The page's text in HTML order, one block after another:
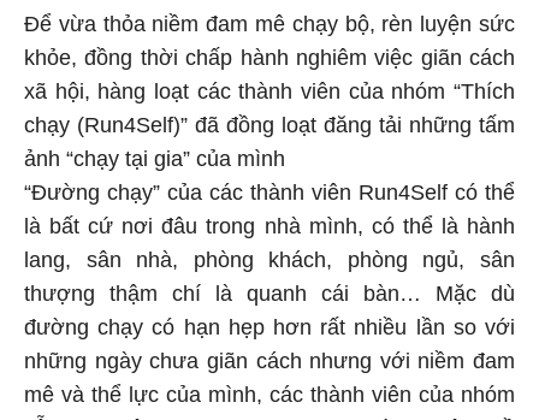
Để vừa thỏa niềm đam mê chạy bộ, rèn luyện sức
khỏe, đồng thời chấp hành nghiêm việc giãn cách
xã hội, hàng loạt các thành viên của nhóm “Thích
chạy (Run4Self)” đã đồng loạt đăng tải những tấm
ảnh “chạy tại gia” của mình
“Đường chạy” của các thành viên Run4Self có thể
là bất cứ nơi đâu trong nhà mình, có thể là hành
lang, sân nhà, phòng khách, phòng ngủ, sân
thượng thậm chí là quanh cái bàn… Mặc dù
đường chạy có hạn hẹp hơn rất nhiều lần so với
những ngày chưa giãn cách nhưng với niềm đam
mê và thể lực của mình, các thành viên của nhóm